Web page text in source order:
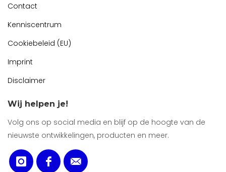
Contact
Kenniscentrum
Cookiebeleid (EU)
Imprint
Disclaimer
Wij helpen je!
Volg ons op social media en blijf op de hoogte van de
nieuwste ontwikkelingen, producten en meer.